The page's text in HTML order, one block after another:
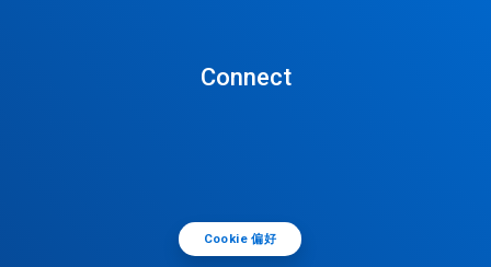
Connect
Cookie 偏好